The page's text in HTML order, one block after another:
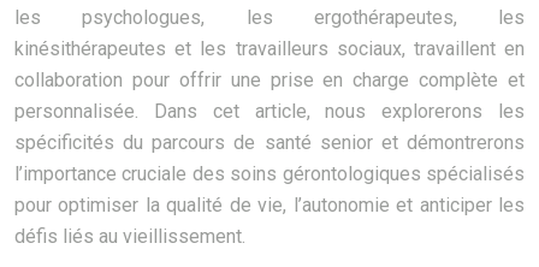
les psychologues, les ergothérapeutes, les
kinésithérapeutes et les travailleurs sociaux, travaillent en
collaboration pour offrir une prise en charge complète et
personnalisée. Dans cet article, nous explorerons les
spécificités du parcours de santé senior et démontrerons
l’importance cruciale des soins gérontologiques spécialisés
pour optimiser la qualité de vie, l’autonomie et anticiper les
défis liés au vieillissement.